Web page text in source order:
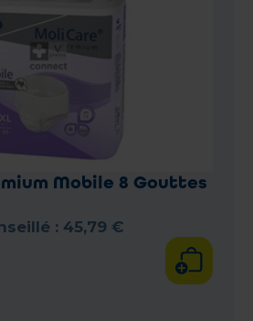
Mobile 8 Gouttes
: 45,79 €